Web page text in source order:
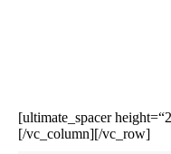
[ultimate_spacer
[/vc_column][/vc_row]